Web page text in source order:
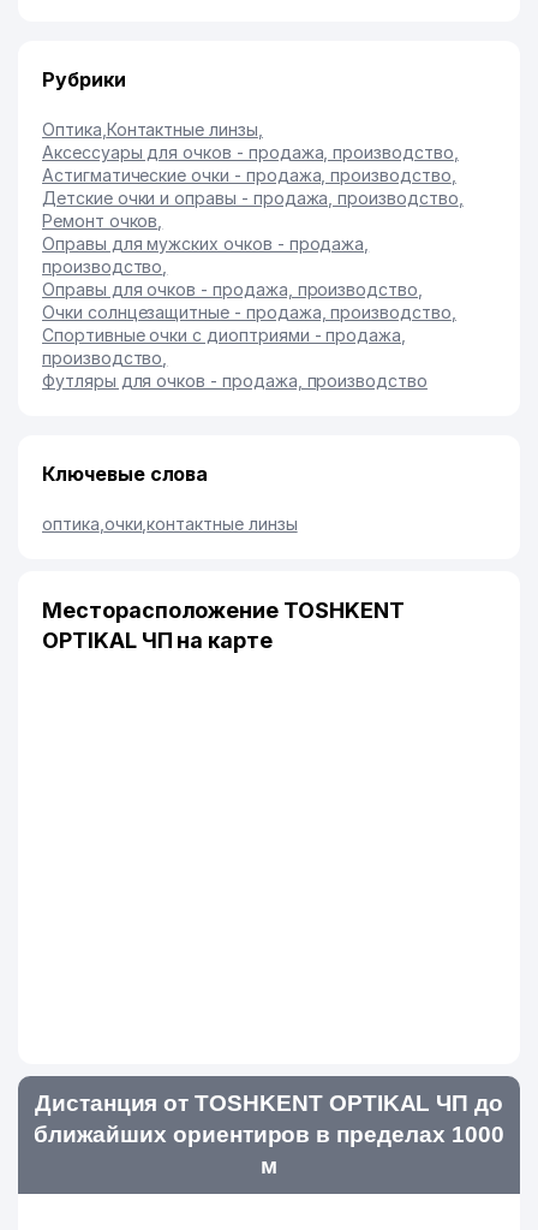
Рубрики
Оптика Контактные линзы
Аксессуары для очков - продажа, производство
Астигматические очки - продажа, производство
Детские очки и оправы - продажа, производство
Ремонт очков
Оправы для мужских очков - продажа,
производство
Оправы для очков - продажа, производство
Очки солнцезащитные - продажа, производство
Спортивные очки с диоптриями - продажа,
производство
Футляры для очков - продажа, производство
Ключевые слова
оптика очки ,контактные линзы
Месторасположение TOSHKENT
OPTIKAL ЧП на карте
Дистанция от TOSHKENT OPTIKAL ЧП до
ближайших ориентиров в пределах 1000
м